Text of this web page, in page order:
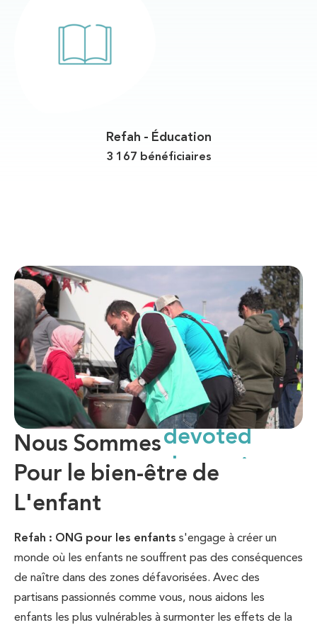
Refah - Éducation
3 167 bénéficiaires
Nous Sommesdedicated
devoted
Pour le bien-être de
L'enfant
Refah : ONG pour les enfantss'engage à créer un
monde où les enfants ne souffrent pas des conséquences
de naître dans des zones défavorisées. Avec des
partisans passionnés comme vous, nous aidons les
enfants les plus vulnérables à surmonter les effets de la